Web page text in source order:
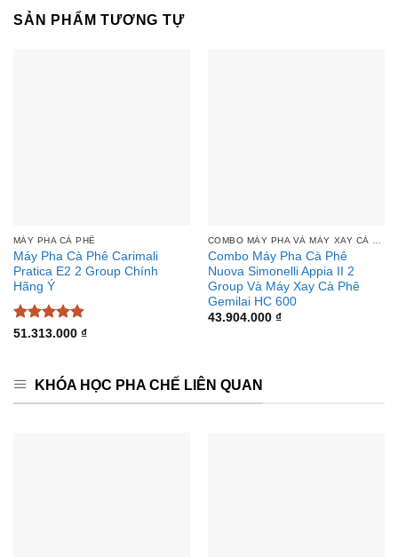
SẢN PHẨM TƯƠNG TỰ
MÁY PHA CÀ PHÊ
Máy Pha Cà Phê Carimali
Pratica E2 2 Group Chính
Hãng Ý
Được xếp
51.313.000 ₫
Combo Máy Pha Cà Phê
Nuova Simonelli Appia II 2
Group Và Máy Xay Cà Phê
Gemilai HC 600
43.904.000 ₫
KHÓA HỌC PHA CHẾ LIÊN QUAN